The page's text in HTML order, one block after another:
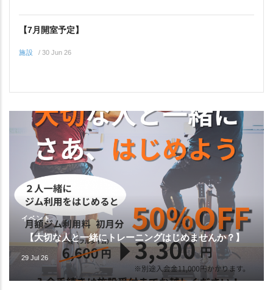
【7月開室予定】
施設 / 30 Jun 26
イベント
【大切な人と一緒にトレーニングはじめませんか？】
29 Jul 26